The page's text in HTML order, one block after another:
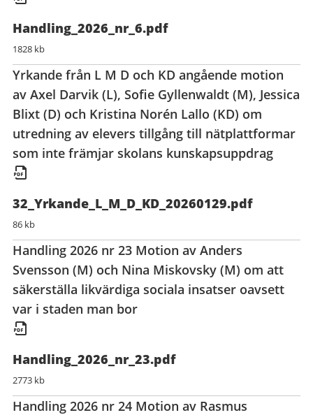
Handling_2026_nr_6.pdf
1828 kb
Yrkande från L M D och KD angående motion
av Axel Darvik (L), Sofie Gyllenwaldt (M), Jessica
Blixt (D) och Kristina Norén Lallo (KD) om
utredning av elevers tillgång till nätplattformar
som inte främjar skolans kunskapsuppdrag
32_Yrkande_L_M_D_KD_20260129.pdf
86 kb
Handling 2026 nr 23 Motion av Anders
Svensson (M) och Nina Miskovsky (M) om att
säkerställa likvärdiga sociala insatser oavsett
var i staden man bor
Handling_2026_nr_23.pdf
2773 kb
Handling 2026 nr 24 Motion av Rasmus